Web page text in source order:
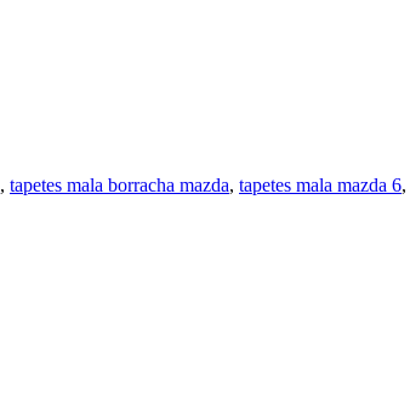
, tapetes mala borracha mazda, tapetes mala mazda 6,